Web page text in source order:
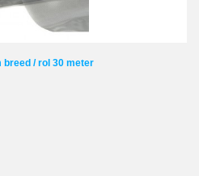
breed / rol 30 meter